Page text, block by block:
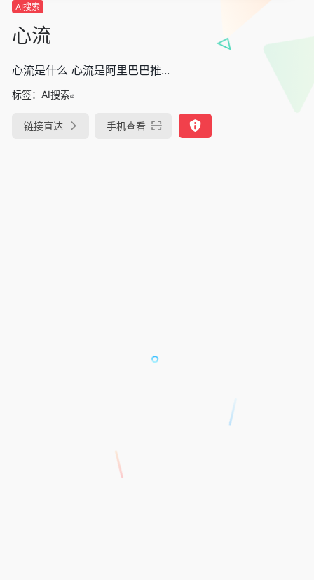
AI搜索
心流
心流是什么 心流是阿里巴巴推...
标签： AI搜索
链接直达 手机查看